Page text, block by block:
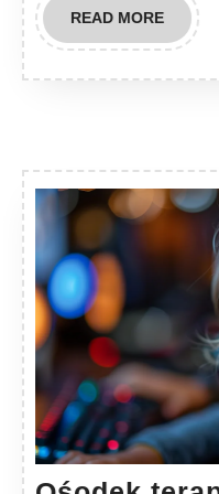
READ MOREREAD
MORE